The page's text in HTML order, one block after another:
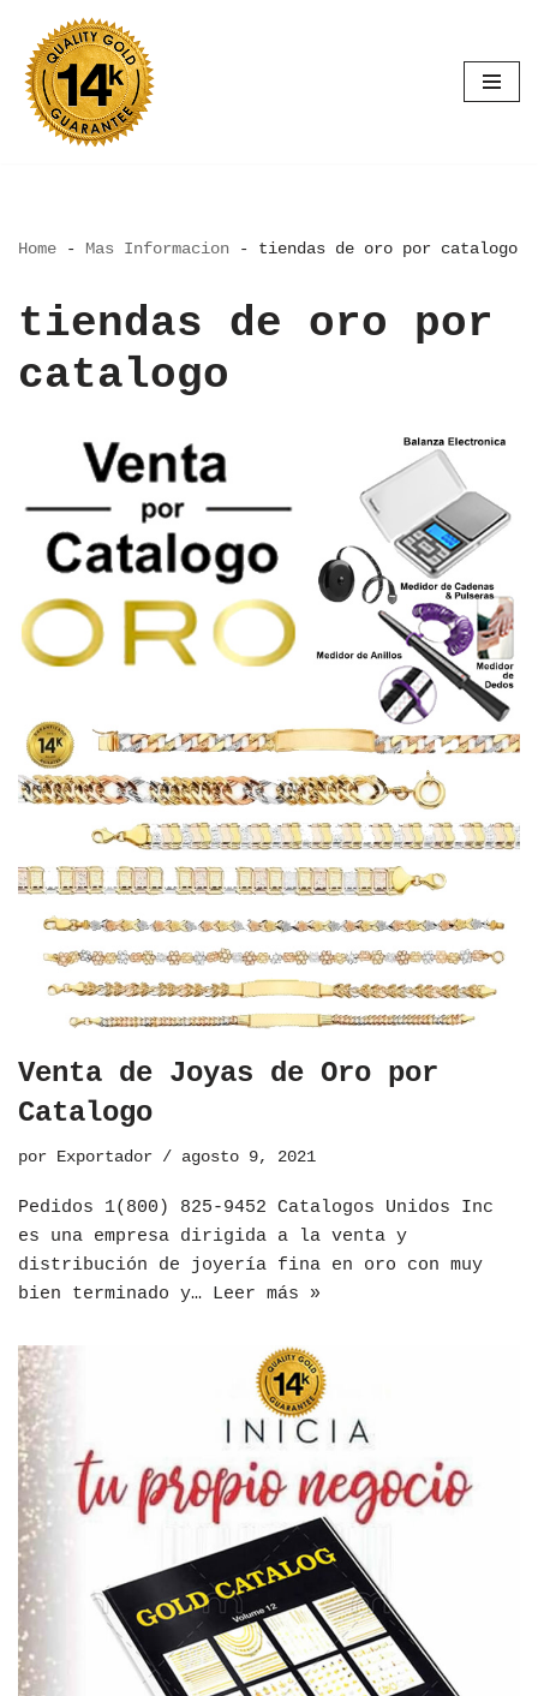
Saltar
al
contenido
Home - Mas Informacion - tiendas de oro por catalogo
tiendas de oro por
catalogo
Venta de Joyas de Oro por
Catalogo
por Exportador agosto 9, 2021
Pedidos 1(800) 825-9452 Catalogos Unidos Inc
es una empresa dirigida a la venta y
distribución de joyería fina en oro con muy
bien terminado y… Leer más »